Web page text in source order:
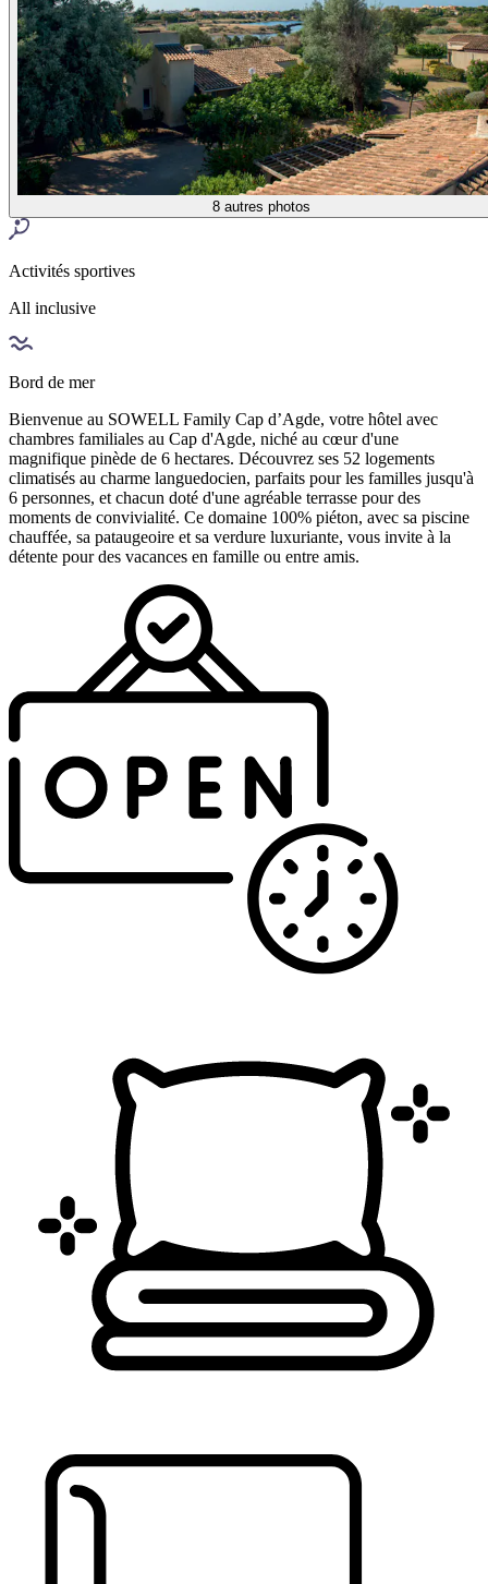
8 autres photos
Activités sportives
All inclusive
Bord de mer
Bienvenue au SOWELL Family Cap d’Agde, votre hôtel avec
chambres familiales au Cap d'Agde, niché au cœur d'une
magnifique pinède de 6 hectares. Découvrez ses 52 logements
climatisés au charme languedocien, parfaits pour les familles jusqu'à
6 personnes, et chacun doté d'une agréable terrasse pour des
moments de convivialité. Ce domaine 100% piéton, avec sa piscine
chauffée, sa pataugeoire et sa verdure luxuriante, vous invite à la
détente pour des vacances en famille ou entre amis.